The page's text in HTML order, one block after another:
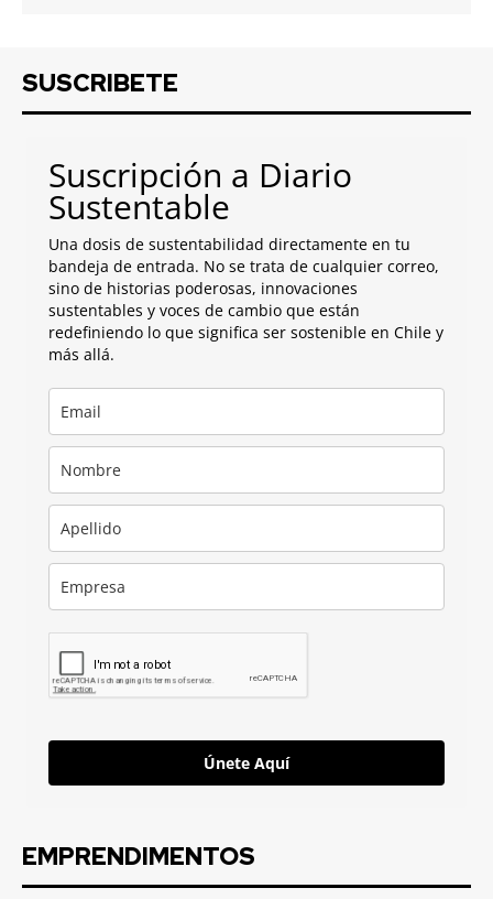
SUSCRIBETE
Suscripción a Diario
Sustentable
Una dosis de sustentabilidad directamente en tu
bandeja de entrada. No se trata de cualquier correo,
sino de historias poderosas, innovaciones
sustentables y voces de cambio que están
redefiniendo lo que significa ser sostenible en Chile y
más allá.
Únete Aquí
EMPRENDIMENTOS